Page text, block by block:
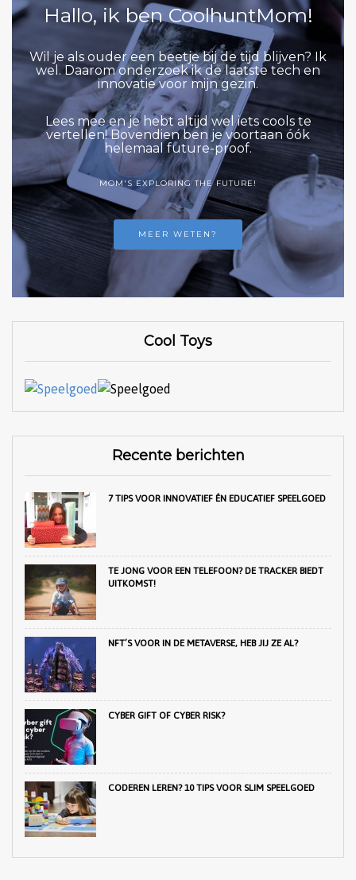
Hallo, ik ben CoolhuntMom!
Wil je als ouder een beetje bij de tijd blijven? Ik
wel. Daarom onderzoek ik de laatste tech en
innovatie voor mijn gezin.
Lees mee en je hebt altijd wel iets cools te
vertellen! Bovendien ben je voortaan óók
helemaal future-proof.
MOM'S EXPLORING THE FUTURE!
MEER WETEN?
Cool Toys
Recente berichten
7 TIPS VOOR INNOVATIEF ÉN EDUCATIEF SPEELGOED
TE JONG VOOR EEN TELEFOON? DE TRACKER BIEDT
UITKOMST!
NFT’S VOOR IN DE METAVERSE, HEB JIJ ZE AL?
CYBER GIFT OF CYBER RISK?
CODEREN LEREN? 10 TIPS VOOR SLIM SPEELGOED